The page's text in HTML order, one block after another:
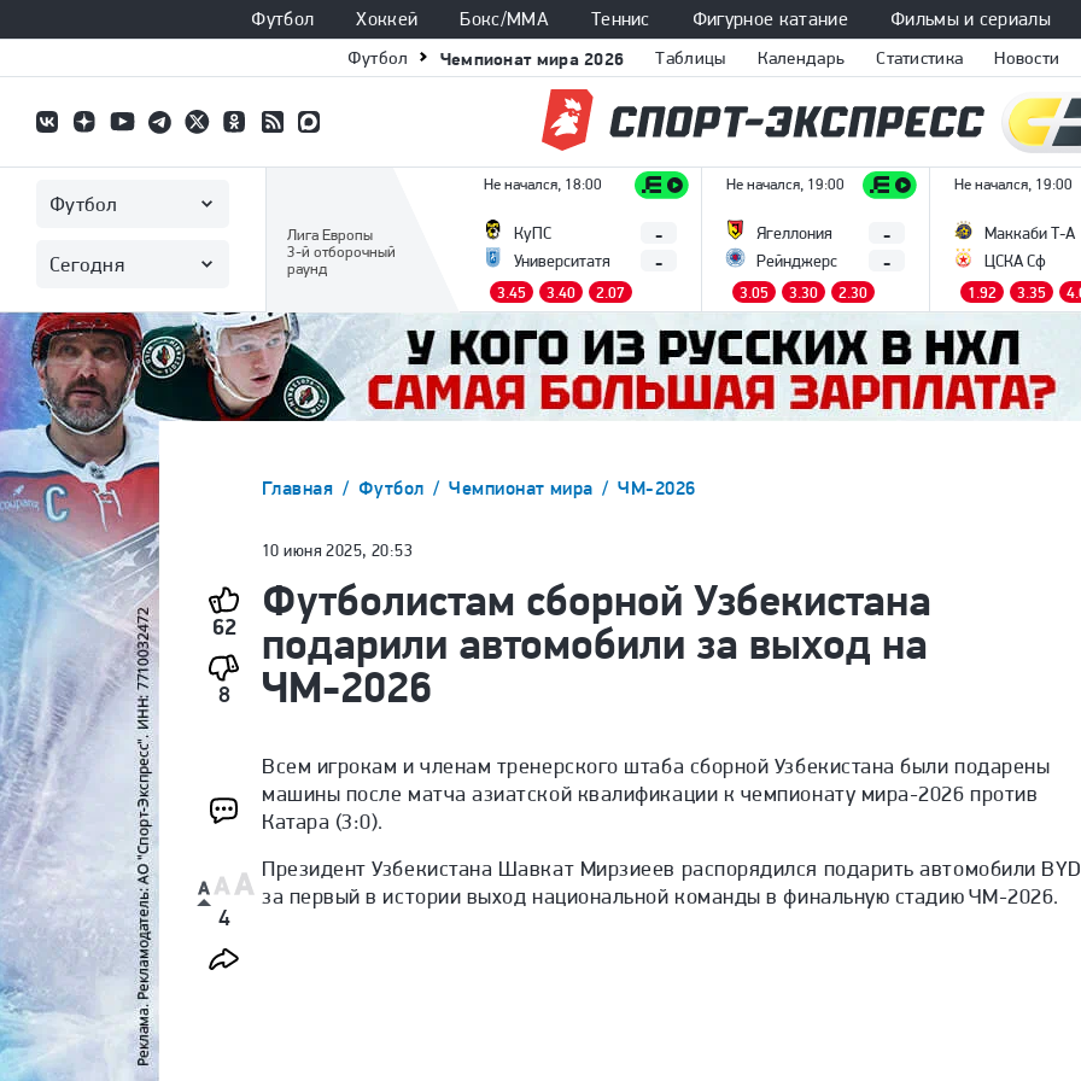
Футбол Хоккей Бокс/ММА Теннис Фигурное катание Фильмы и сериалы
Футбол Чемпионат мира 2026 Таблицы Календарь Статистика Новости
Футбол
Сегодня
Лига Европы
3-й отборочный
раунд
Не начался, 18:00
КуПС
Университатя
-
-
3.45 3.40 2.07
Не начался, 19:00
Ягеллония
Рейнджерс
-
-
3.05 3.30 2.30
Не начался, 19:00
Маккаби Т-А
ЦСКА Сф
1.92 3.35
Главная Футбол Чемпионат мира ЧМ-2026
62
8
4
10 июня 2025, 20:53
Футболистам сборной Узбекистана
подарили автомобили за выход на
ЧМ-2026
Всем игрокам и членам тренерского штаба сборной Узбекистана были подарены
машины после матча азиатской квалификации к чемпионату мира-2026 против
Катара (3:0).
Президент Узбекистана Шавкат Мирзиеев распорядился подарить автомобили BYD
за первый в истории выход национальной команды в финальную стадию ЧМ-2026.